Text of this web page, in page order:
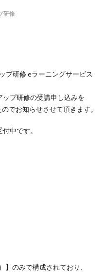
イグ
研修
プ研修 eラーニングサービス
プ研修の受講申し込みを
でお知らせさせて頂きます。
中です。
のみで構成されており、